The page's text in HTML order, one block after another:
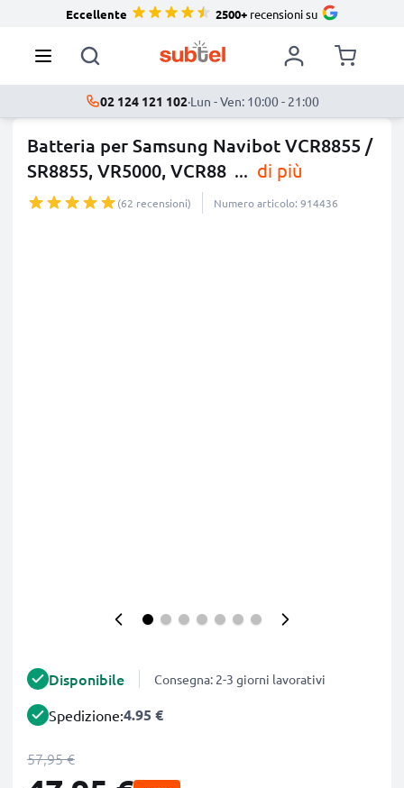
Eccellente 2500+recensioni su
02 124 121 102·Lun - Ven: 10:00 - 21:00
Batteria per Samsung Navibot VCR8855 /
SR8855, VR5000, VCR88 ... di più
(62 recensioni) Numero articolo: 914436
Disponibile Consegna: 2-3 giorni lavorativi
Spedizione:4.95 €
57,95 €